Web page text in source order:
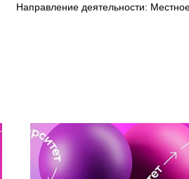
Направление деятельности: